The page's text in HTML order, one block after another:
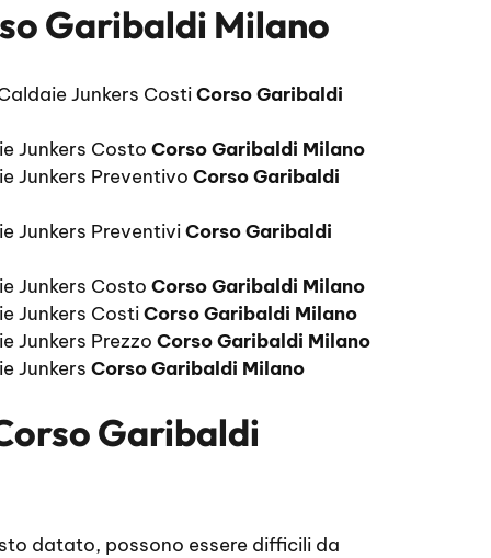
Garibaldi Milano
Junkers CostiCorso Garibaldi
Junkers Costo Corso Garibaldi Milano
Junkers Preventivo Corso Garibaldi
Junkers PreventiviCorso Garibaldi
Junkers Costo Corso Garibaldi Milano
Junkers CostiCorso Garibaldi Milano
Junkers Prezzo Corso Garibaldi Milano
Junkers Corso Garibaldi Milano
Garibaldi
datato, possono essere difficili da